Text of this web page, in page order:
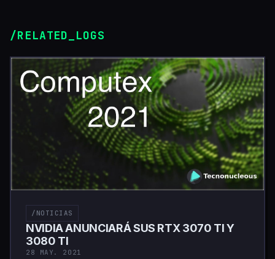
/RELATED_LOGS
/NOTICIAS
NVIDIA ANUNCIARÁ SUS RTX 3070 TI Y
3080 TI
28 MAY. 2021